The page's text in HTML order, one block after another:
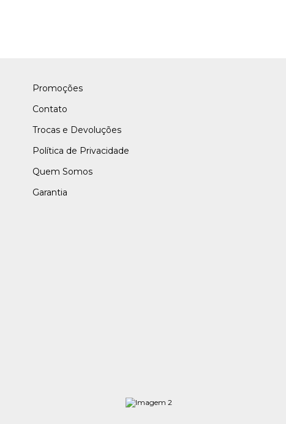
Promoções
Contato
Trocas e Devoluções
Política de Privacidade
Quem Somos
Garantia